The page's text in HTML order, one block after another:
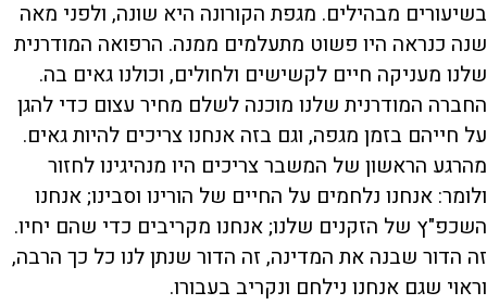
בשיעורים מבהילים. מגפת הקורונה היא שונה, ולפני מאה
שנה כנראה היו פשוט מתעלמים ממנה. הרפואה המודרנית
שלנו מעניקה חיים לקשישים ולחולים, וכולנו גאים בה.
החברה המודרנית שלנו מוכנה לשלם מחיר עצום כדי להגן
על חייהם בזמן מגפה, וגם בזה אנחנו צריכים להיות גאים.
מהרגע הראשון של המשבר צריכים היו מנהיגינו לחזור
ולומר: אנחנו נלחמים על החיים של הורינו וסבינו; אנחנו
השכפ"ץ של הזקנים שלנו; אנחנו מקריבים כדי שהם יחיו.
זה הדור שבנה את המדינה, זה הדור שנתן לנו כל כך הרבה,
וראוי שגם אנחנו נילחם ונקריב בעבורו.